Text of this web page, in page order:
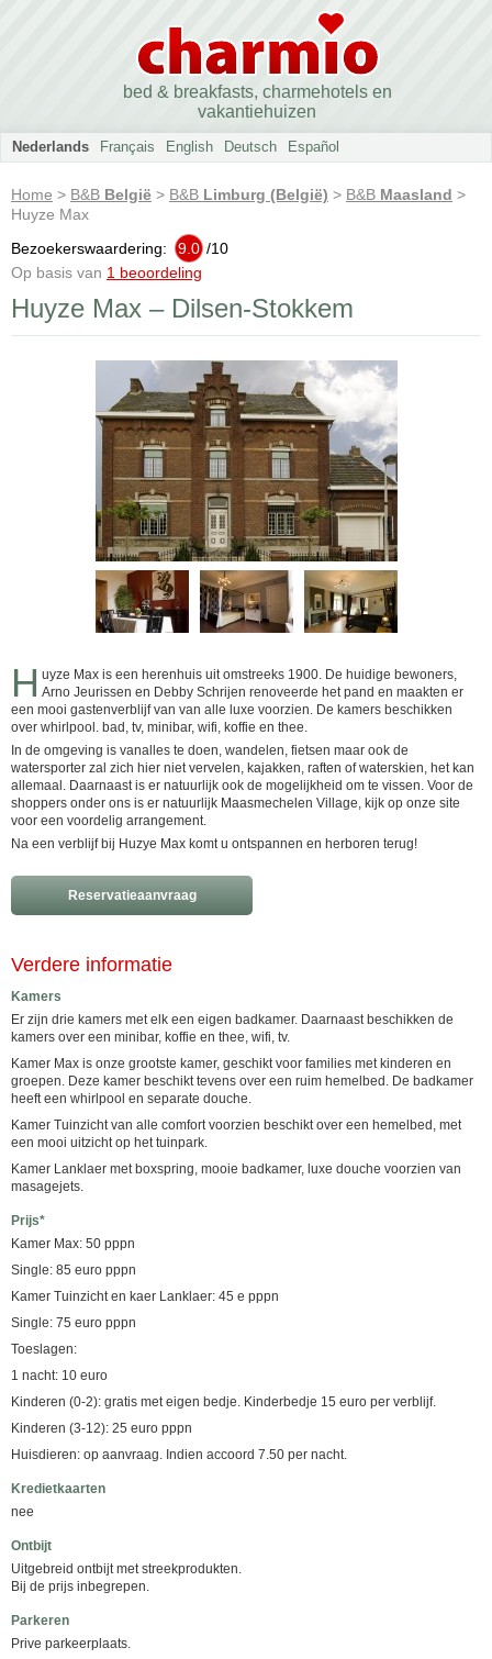
bed & breakfasts, charmehotels en
vakantiehuizen
Nederlands Français English Deutsch Español
Home > B&B België > B&B Limburg (België) > B&B Maasland >
Huyze Max
Bezoekerswaardering:
9.0 /10
Op basis van 1 beoordeling
Huyze Max – Dilsen-Stokkem
H uyze Max is een herenhuis uit omstreeks 1900. De huidige bewoners,
Arno Jeurissen en Debby Schrijen renoveerde het pand en maakten er
een mooi gastenverblijf van van alle luxe voorzien. De kamers beschikken
over whirlpool. bad, tv, minibar, wifi, koffie en thee.
In de omgeving is vanalles te doen, wandelen, fietsen maar ook de
watersporter zal zich hier niet vervelen, kajakken, raften of waterskien, het kan
allemaal. Daarnaast is er natuurlijk ook de mogelijkheid om te vissen. Voor de
shoppers onder ons is er natuurlijk Maasmechelen Village, kijk op onze site
voor een voordelig arrangement.
Na een verblijf bij Huzye Max komt u ontspannen en herboren terug!
Reservatieaanvraag
Verdere informatie
Kamers
Er zijn drie kamers met elk een eigen badkamer. Daarnaast beschikken de
kamers over een minibar, koffie en thee, wifi, tv.
Kamer Max is onze grootste kamer, geschikt voor families met kinderen en
groepen. Deze kamer beschikt tevens over een ruim hemelbed. De badkamer
heeft een whirlpool en separate douche.
Kamer Tuinzicht van alle comfort voorzien beschikt over een hemelbed, met
een mooi uitzicht op het tuinpark.
Kamer Lanklaer met boxspring, mooie badkamer, luxe douche voorzien van
masagejets.
Prijs*
Kamer Max: 50 pppn
Single: 85 euro pppn
Kamer Tuinzicht en kaer Lanklaer: 45 e pppn
Single: 75 euro pppn
Toeslagen:
1 nacht: 10 euro
Kinderen (0-2): gratis met eigen bedje. Kinderbedje 15 euro per verblijf.
Kinderen (3-12): 25 euro pppn
Huisdieren: op aanvraag. Indien accoord 7.50 per nacht.
Kredietkaarten
nee
Ontbijt
Uitgebreid ontbijt met streekprodukten.
Bij de prijs inbegrepen.
Parkeren
Prive parkeerplaats.